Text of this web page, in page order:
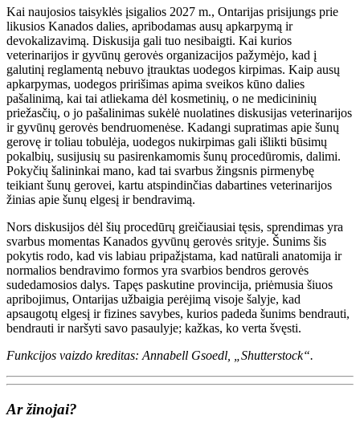
Kai naujosios taisyklės įsigalios 2027 m., Ontarijas prisijungs prie
likusios Kanados dalies, apribodamas ausų apkarpymą ir
devokalizavimą. Diskusija gali tuo nesibaigti. Kai kurios
veterinarijos ir gyvūnų gerovės organizacijos pažymėjo, kad į
galutinį reglamentą nebuvo įtrauktas uodegos kirpimas. Kaip ausų
apkarpymas, uodegos pririšimas apima sveikos kūno dalies
pašalinimą, kai tai atliekama dėl kosmetinių, o ne medicininių
priežasčių, o jo pašalinimas sukėlė nuolatines diskusijas veterinarijos
ir gyvūnų gerovės bendruomenėse. Kadangi supratimas apie šunų
gerovę ir toliau tobulėja, uodegos nukirpimas gali išlikti būsimų
pokalbių, susijusių su pasirenkamomis šunų procedūromis, dalimi.
Pokyčių šalininkai mano, kad tai svarbus žingsnis pirmenybę
teikiant šunų gerovei, kartu atspindinčias dabartines veterinarijos
žinias apie šunų elgesį ir bendravimą.
Nors diskusijos dėl šių procedūrų greičiausiai tęsis, sprendimas yra
svarbus momentas Kanados gyvūnų gerovės srityje. Šunims šis
pokytis rodo, kad vis labiau pripažįstama, kad natūrali anatomija ir
normalios bendravimo formos yra svarbios bendros gerovės
sudedamosios dalys. Tapęs paskutine provincija, priėmusia šiuos
apribojimus, Ontarijas užbaigia perėjimą visoje šalyje, kad
apsaugotų elgesį ir fizines savybes, kurios padeda šunims bendrauti,
bendrauti ir naršyti savo pasaulyje; kažkas, ko verta švęsti.
Funkcijos vaizdo kreditas: Annabell Gsoedl, „Shutterstock“.
Ar žinojai?